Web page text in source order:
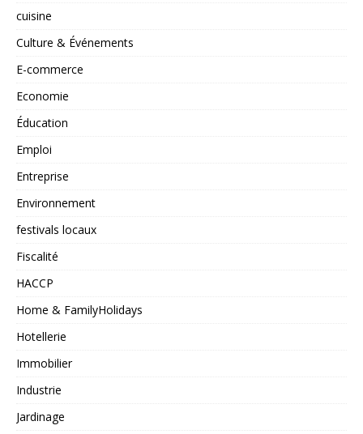
cuisine
Culture & Événements
E-commerce
Economie
Éducation
Emploi
Entreprise
Environnement
festivals locaux
Fiscalité
HACCP
Home & FamilyHolidays
Hotellerie
Immobilier
Industrie
Jardinage